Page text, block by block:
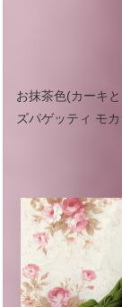
お抹茶色(カーキ
ズパゲッティ モ